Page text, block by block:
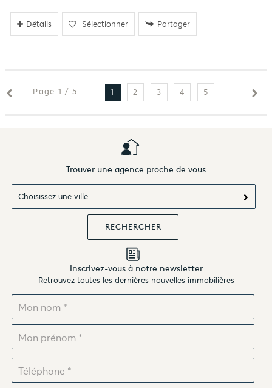
Détails Sélectionner Partager
Page 1 / 5 1 2 3 4 5
Trouver une agence proche de vous
Choisissez une ville
Inscrivez-vous à notre newsletter
Retrouvez toutes les dernières nouvelles immobilières